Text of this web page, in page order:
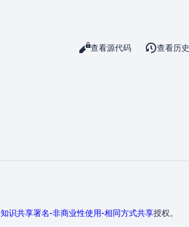
查看阅读
查看源代码 查看历史
知识共享署名-非商业性使用-相同方式共享授权。